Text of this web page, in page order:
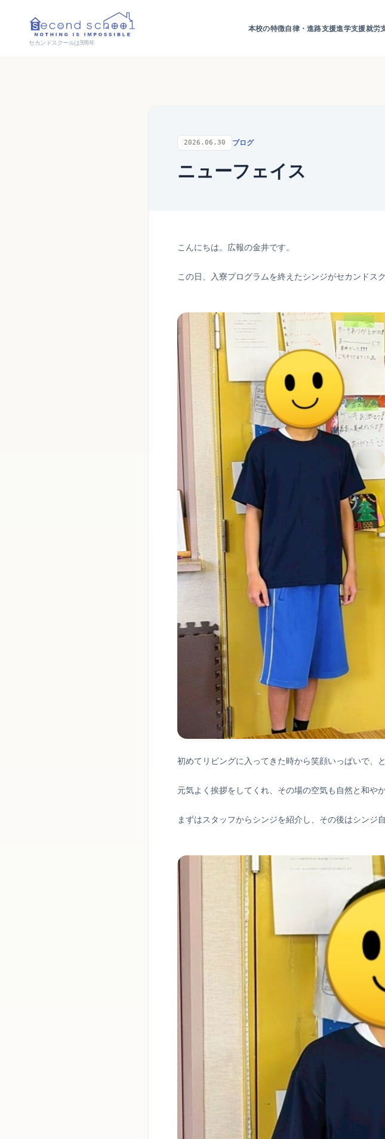
セカンドスクールは9周年
本校の特徴自律・進路支援進学支援就労
2026.06.30 ブログ
ニューフェイス
こんにちは。広報の金井です。
この日、入寮プログラムを終えたシンジがセカンドス
初めてリビングに入ってきた時から笑顔いっぱいで、
元気よく挨拶をしてくれ、その場の空気も自然と和や
まずはスタッフからシンジを紹介し、その後はシンジ